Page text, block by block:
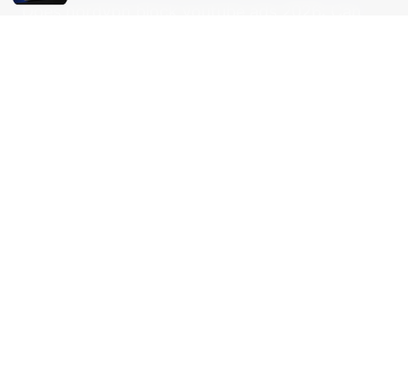
Does nordvpn block youtube ads 2026: Can